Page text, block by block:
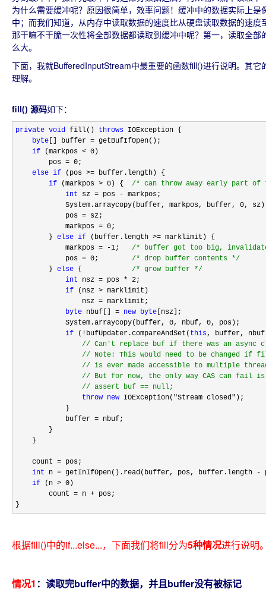
为什么需要缓冲呢？原因很简单，效率问题！缓冲中的数据实际上
中；而我们知道，从内存中读取数据的速度比从硬盘读取数据的速度
那干嘛不干脆一次性将全部数据都读取到缓冲中呢？第一，读取全
么大。
下面，我就BufferedInputStream中最重要的函数fill()进行说明。其
理解。
fill() 源码如下：
private void fill() throws IOException {
byte [] buffer = getBufIfOpen();
if (markpos < 0 )
        pos
= 0;
else if (pos >= buffer.length) {
if (markpos > 0) { /* can throw away early part
int sz = pos - markpos;
            System.arraycopy(buffer, markpos, buffer,
0,
            pos
= sz;
            markpos
= 0;
        }
else if (buffer.length >= marklimit) {
            markpos
= -1; /* buffer got too big,
            pos
= 0; /* drop buffer contents */
        }
else { /* grow buffer */
int nsz = pos * 2;
if (nsz > marklimit)
                nsz
= marklimit;
byte nbuf[] = new byte [nsz];
            System.arraycopy(buffer,
0, nbuf, 0, pos);
if (!bufUpdater.compareAndSet( this, buffer,
// Can't replace buf if there was an async
// Note: This would need to be changed if
// is ever made accessible to multiple
// But for now, the only way CAS can fail
// assert buf == null;
throw new IOException("Stream closed" );
            }
            buffer
= nbuf;
        }
    }
    count
= pos;
int n = getInIfOpen().read(buffer, pos, buffer.length -
if (n > 0 )
        count
= n + pos;
}
根据fill()中的if...else...，下面我们将fill分为5种情况进行说明
情况1 ：读取完buffer中的数据，并且buffer没有被标记